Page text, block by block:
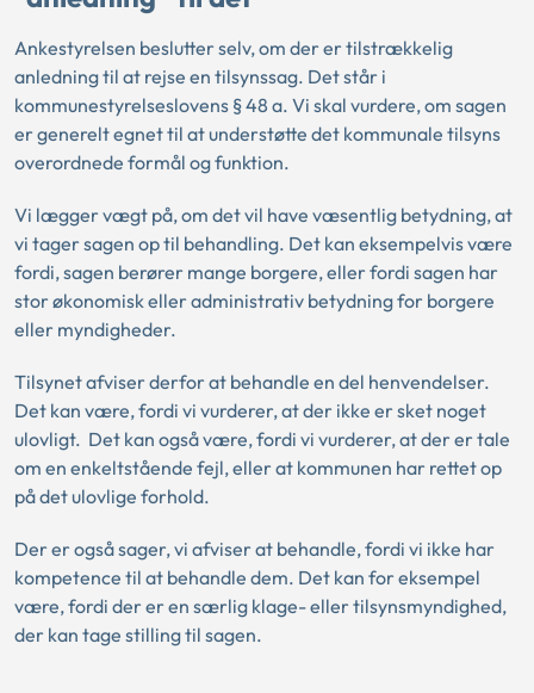
Ankestyrelsen beslutter selv, om der er tilstrækkelig
anledning til at rejse en tilsynssag. Det står i
kommunestyrelseslovens § 48 a. Vi skal vurdere, om sagen
er generelt egnet til at understøtte det kommunale tilsyns
overordnede formål og funktion.
Vi lægger vægt på, om det vil have væsentlig betydning, at
vi tager sagen op til behandling. Det kan eksempelvis være
fordi, sagen berører mange borgere, eller fordi sagen har
stor økonomisk eller administrativ betydning for borgere
eller myndigheder.
Tilsynet afviser derfor at behandle en del henvendelser.
Det kan være, fordi vi vurderer, at der ikke er sket noget
ulovligt. Det kan også være, fordi vi vurderer, at der er tale
om en enkeltstående fejl, eller at kommunen har rettet op
på det ulovlige forhold.
Der er også sager, vi afviser at behandle, fordi vi ikke har
kompetence til at behandle dem. Det kan for eksempel
være, fordi der er en særlig klage- eller tilsynsmyndighed,
der kan tage stilling til sagen.